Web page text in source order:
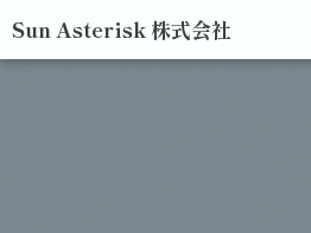
Sun Asterisk 株式会社